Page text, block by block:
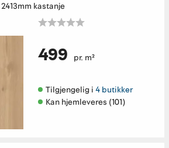
kastanje
499 pr. m²
Tilgjengelig i 4 butikker
Kan hjemleveres (101)